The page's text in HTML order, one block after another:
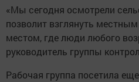
«Мы сегодня осмотрели
позволит взглянуть
местом, где люди любого
руководитель группы
Рабочая группа посетила